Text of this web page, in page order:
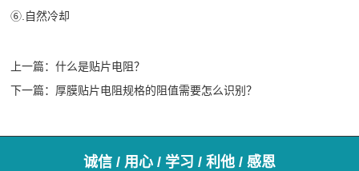
⑥.自然冷却
上一篇：什么是贴片电阻？
下一篇： 厚膜贴片电阻规格的阻值需要怎么识别？
诚信 / 用心 / 学习 / 利他 / 感恩